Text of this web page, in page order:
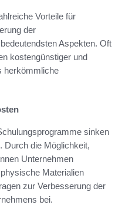
Vorteile für
der
Aspekten. Oft
kostengünstiger und
herkömmliche
sinken
Durch die Möglichkeit,
Unternehmen
Materialien
zur Verbesserung der
bei.